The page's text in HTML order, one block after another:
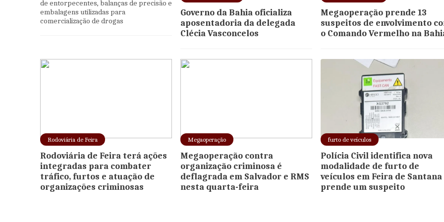
de entorpecentes, balanças de precisão e
embalagens utilizadas para
comercialização de drogas
Governo da Bahia oficializa
aposentadoria da delegada
Clécia Vasconcelos
Megaoperação prende 13
suspeitos de envolvimento
o Comando Vermelho na
Rodoviária de Feira
Rodoviária de Feira terá ações
integradas para combater
tráfico, furtos e atuação de
organizações criminosas
Megaoperação
Megaoperação contra
organização criminosa é
deflagrada em Salvador e RMS
nesta quarta-feira
furto de veículos
Polícia Civil identifica nova
modalidade de furto de
veículos em Feira de Santana
prende um suspeito